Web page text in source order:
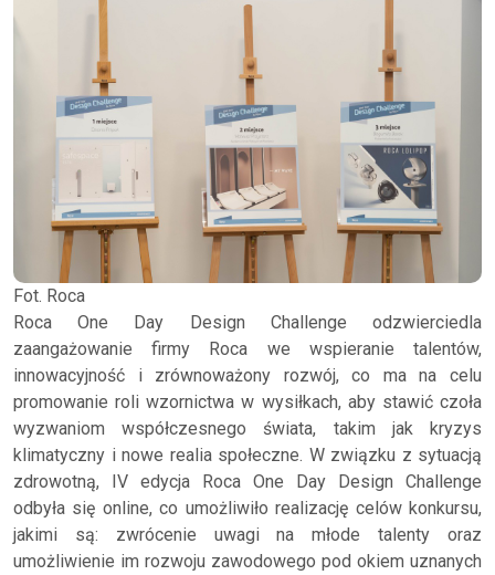
Fot. Roca
Roca One Day Design Challenge odzwierciedla
zaangażowanie firmy Roca we wspieranie talentów,
innowacyjność i zrównoważony rozwój, co ma na celu
promowanie roli wzornictwa w wysiłkach, aby stawić czoła
wyzwaniom współczesnego świata, takim jak kryzys
klimatyczny i nowe realia społeczne. W związku z sytuacją
zdrowotną, IV edycja Roca One Day Design Challenge
odbyła się online, co umożliwiło realizację celów konkursu,
jakimi są: zwrócenie uwagi na młode talenty oraz
umożliwienie im rozwoju zawodowego pod okiem uznanych